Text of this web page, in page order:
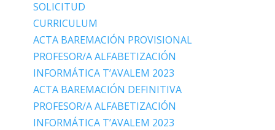
SOLICITUD
CURRICULUM
ACTA BAREMACIÓN PROVISIONAL
PROFESOR/A ALFABETIZACIÓN
INFORMÁTICA T’AVALEM 2023
ACTA BAREMACIÓN DEFINITIVA
PROFESOR/A ALFABETIZACIÓN
INFORMÁTICA T’AVALEM 2023